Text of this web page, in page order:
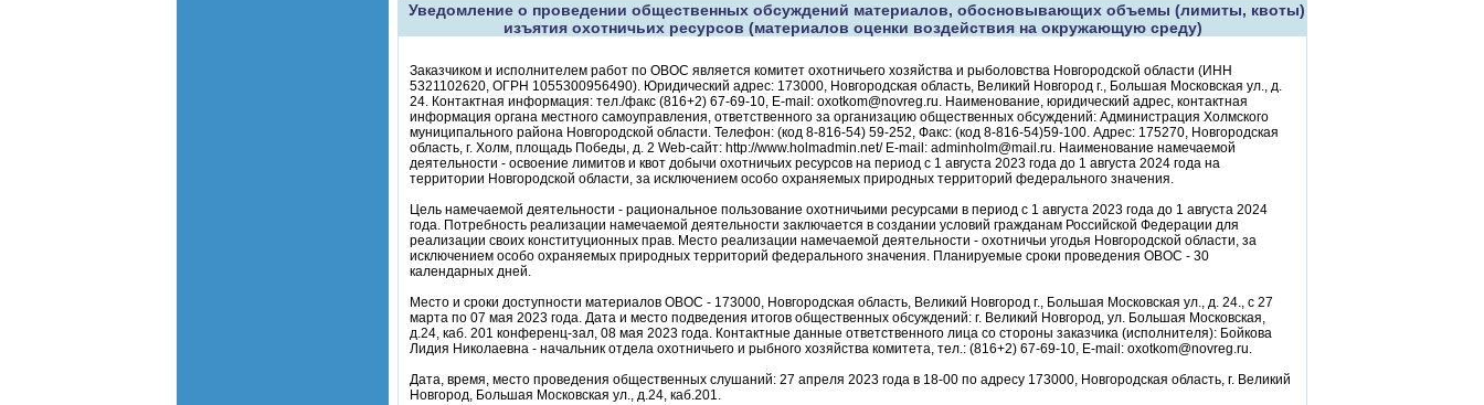
Уведомление о проведении общественных обсуждений материалов, обосновывающих объемы (лимиты, квоты)
изъятия охотничьих ресурсов (материалов оценки воздействия на окружающую среду)
Заказчиком и исполнителем работ по ОВОС является комитет охотничьего хозяйства и рыболовства Новгородской области (ИНН
5321102620, ОГРН 1055300956490). Юридический адрес: 173000, Новгородская область, Великий Новгород г., Большая Московская ул., д.
24. Контактная информация: тел./факс (816+2) 67-69-10, E-mail: oxotkom@novreg.ru. Наименование, юридический адрес, контактная
информация органа местного самоуправления, ответственного за организацию общественных обсуждений: Администрация Холмского
муниципального района Новгородской области. Телефон: (код 8-816-54) 59-252, Факс: (код 8-816-54)59-100. Адрес: 175270, Новгородская
область, г. Холм, площадь Победы, д. 2 Web-сайт: http://www.holmadmin.net/ E-mail: adminholm@mail.ru. Наименование намечаемой
деятельности - освоение лимитов и квот добычи охотничьих ресурсов на период с 1 августа 2023 года до 1 августа 2024 года на
территории Новгородской области, за исключением особо охраняемых природных территорий федерального значения.
Цель намечаемой деятельности - рациональное пользование охотничьими ресурсами в период с 1 августа 2023 года до 1 августа 2024
года. Потребность реализации намечаемой деятельности заключается в создании условий гражданам Российской Федерации для
реализации своих конституционных прав. Место реализации намечаемой деятельности - охотничьи угодья Новгородской области, за
исключением особо охраняемых природных территорий федерального значения. Планируемые сроки проведения ОВОС - 30
календарных дней.
Место и сроки доступности материалов ОВОС - 173000, Новгородская область, Великий Новгород г., Большая Московская ул., д. 24., с 27
марта по 07 мая 2023 года. Дата и место подведения итогов общественных обсуждений: г. Великий Новгород, ул. Большая Московская,
д.24, каб. 201 конференц-зал, 08 мая 2023 года. Контактные данные ответственного лица со стороны заказчика (исполнителя): Бойкова
Лидия Николаевна - начальник отдела охотничьего и рыбного хозяйства комитета, тел.: (816+2) 67-69-10, E-mail: oxotkom@novreg.ru.
Дата, время, место проведения общественных слушаний: 27 апреля 2023 года в 18-00 по адресу 173000, Новгородская область, г. Великий
Новгород, Большая Московская ул., д.24, каб.201.